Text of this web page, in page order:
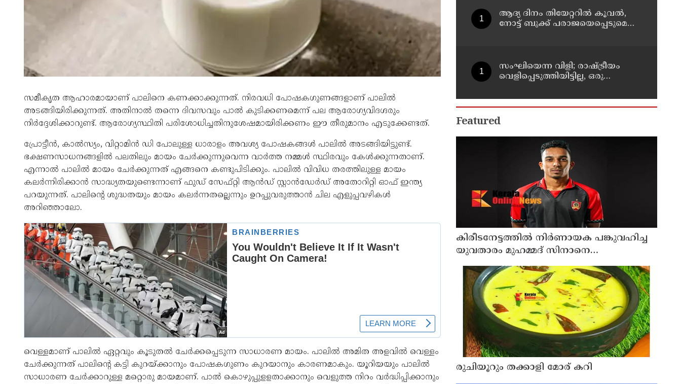
സമീകൃത ആഹാരമായാണ് പാലിനെ കണക്കാക്കുന്നത്. നിരവധി പോഷക​ഗുണങ്ങളാണ് പാലിൽ
അടങ്ങിയിരിക്കുന്നത്. അതിനാൽ തന്നെ ദിവസവും പാൽ കുടിക്കണമെന്ന് പല ആരോ​ഗ്യവിദ​ഗ്ദരും
നിർദ്ദേശിക്കാറുണ്ട്. ആരോ​ഗ്യസ്ഥിതി പരി​ശോധിച്ചതിനുശേഷമായിരിക്കണം ഈ തീരുമാനം എടുക്കേണ്ടത്.
പ്രോട്ടീൻ, കാൽസ്യം, വിറ്റാമിൻ ഡി പോലുള്ള ധാരാളം അവശ്യ പോഷകങ്ങൾ പാലിൽ അടങ്ങിയിട്ടുണ്ട്.
ഭക്ഷണസാധനങ്ങളിൽ പലതിലും മായം ചേർക്കുന്നുവെന്ന വാർത്ത നമ്മൾ സ്ഥിരവും കേൾക്കുന്നതാണ്.
എന്നാൽ പാലിൽ മായം ചേർക്കുന്നത് എങ്ങനെ കണ്ടുപിടിക്കും. പാലിൽ വിവിധ തരത്തിലുള്ള മായം
കലർന്നിരിക്കാൻ സാദ്ധ്യതയുണ്ടെന്നാണ് ഫുഡ് സേഫ്റ്റി ആൻഡ് സ്റ്റാൻഡേർഡ് അതോറിറ്റി ഓഫ് ഇന്ത്യ
പറയുന്നത്. പാലിന്റെ ശുദ്ധതയും മായം കലർന്നതല്ലെന്നും ഉറപ്പുവരുത്താൻ ചില എളുപ്പവഴികൾ
അറിഞ്ഞാലോ.
വെള്ളമാണ് പാലിൽ ഏറ്റവും കൂടുതൽ ചേർക്കപ്പെടുന്ന സാധാരണ മായം. പാലിൽ അമിത അളവിൽ വെള്ളം
ചേർക്കുന്നത് പാലിന്റെ കട്ടി കുറയ്ക്കാനും പോഷക​ഗുണം കുറയാനും കാരണമാകും. യൂറിയയും പാലിൽ
സാധാരണ ചേർക്കാറുള്ള മറ്റൊരു മായമാണ്. പാൽ കൊഴുപ്പുളളതാക്കാനും വെളുത്ത നിറം വർദ്ധിപ്പിക്കാനും
ആദ്യ ദിനം തിയേറ്ററില്‍ കൂവല്‍,
നോട്ട് ബുക്ക് പരാജയെപ്പെടുമെന്ന്
സംഘിയെന്ന വിളി; രാഷ്ട്രീയം
വെളിപ്പെടുത്തിയിട്ടില്ല, ഒരു
സമീപിച്ചിട്ടില്ലെന്ന് ആര്‍ മാധവന്‍
Featured
കിരീടനേട്ടത്തില്‍ നിര്‍ണായക പങ്കുവഹിച്ച
യുവതാരം മുഹമ്മദ് സിനാനെ
തിരികെയെത്തിച്ച് കണ്ണൂര്‍ വാരിയേഴ്സ്
എഫ്സി
രുചിയൂറും തക്കാളി മോര് കറി